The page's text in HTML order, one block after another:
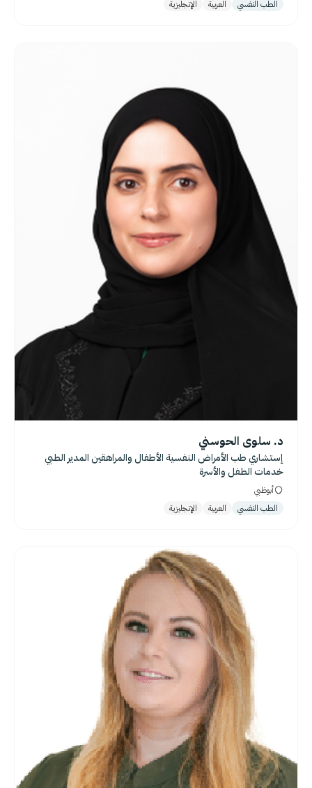
الطب النفسي العربية الإنجليزية
د. سلوى الحوسني
إستشاري طب الأمراض النفسية الأطفال والمراهقين المدير الطبي
خدمات الطفل والأسرة
أبوظبي
الطب النفسي
العربية الإنجليزية